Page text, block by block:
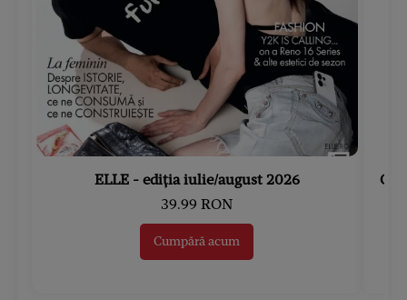
ELLE - ediția iulie/august 2026
39.99 RON
Cumpără acum